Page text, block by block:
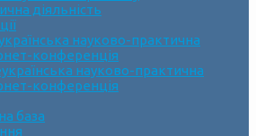
діяльність
науково-практична
конференція
науково-практична
конференція
база